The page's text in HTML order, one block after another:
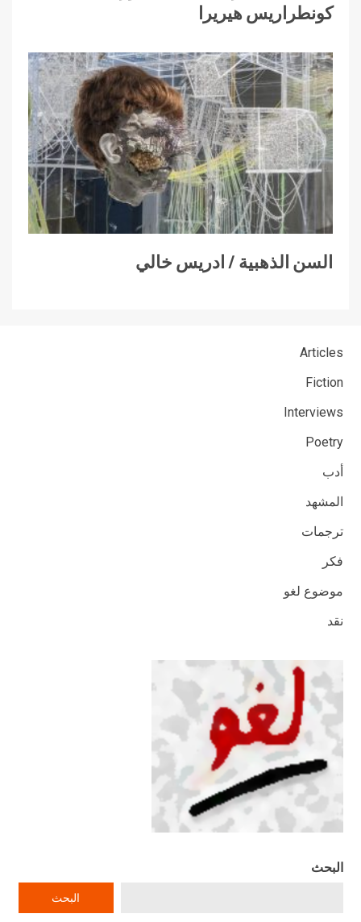
كونطراريس هيريرا
السن الذهبية / ادريس خالي
Articles
Fiction
Interviews
Poetry
أدب
المشهد
ترجمات
فكر
موضوع لغو
نقد
البحث
البحث